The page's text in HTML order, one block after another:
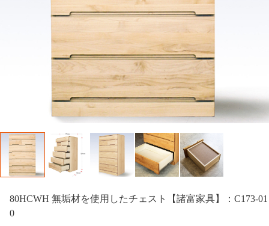
80HCWH 無垢材を使用したチェスト【諸富家具】：C173-01
0